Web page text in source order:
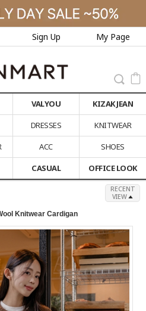
Sign Up My Page
VALYOU
KIZAK JEAN
DRESSES
KNITWEAR
ACC
SHOES
CASUAL OFFICE LOOK
RECENT
VIEW
Knitwear Cardigan